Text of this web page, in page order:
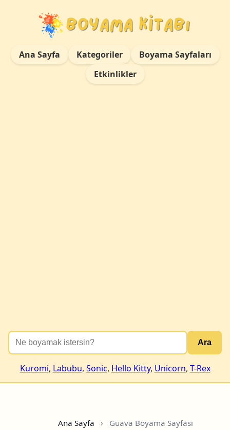
Ana Sayfa Kategoriler
Boyama Sayfaları
Etkinlikler
Ara
Kuromi, Labubu, Sonic, Hello Kitty, Unicorn, T-Rex
Ana Sayfa › Guava Boyama Sayfası